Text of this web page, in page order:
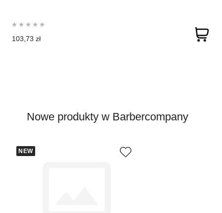
103,73 zł
Nowe produkty w Barbercompany
NEW